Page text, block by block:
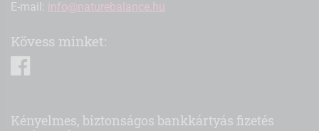
E-mail: info@naturebalance.hu
Kövess minket:
Kényelmes, biztonságos bankkártyás fizetés